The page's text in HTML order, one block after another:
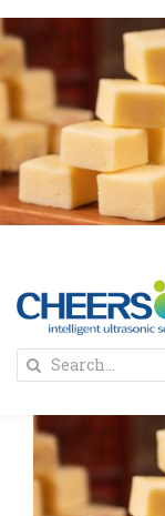
Skip
to
content
解决方案
Search